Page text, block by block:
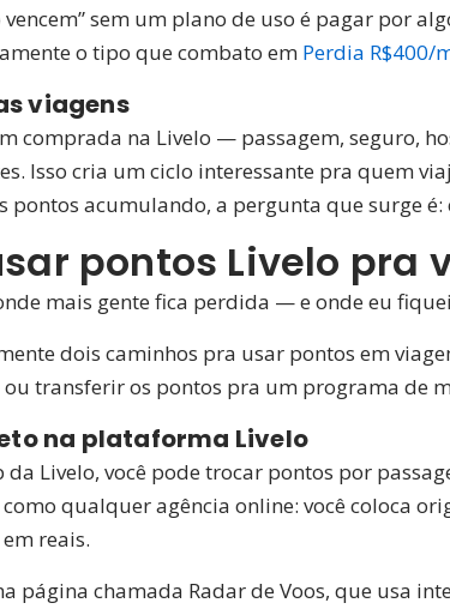
sem um plano de uso é pagar por
o tipo que combato em Perdia R$400/
viagens
comprada na Livelo — passagem, seguro,
Isso cria um ciclo interessante pra quem
pontos acumulando, a pergunta que surge
pontos Livelo
mais gente fica perdida — e onde eu
dois caminhos pra usar pontos em
ou transferir os pontos pra um programa de
na plataforma Livelo
da Livelo, você pode trocar pontos por
qualquer agência online: você coloca
reais.
página chamada Radar de Voos, que usa